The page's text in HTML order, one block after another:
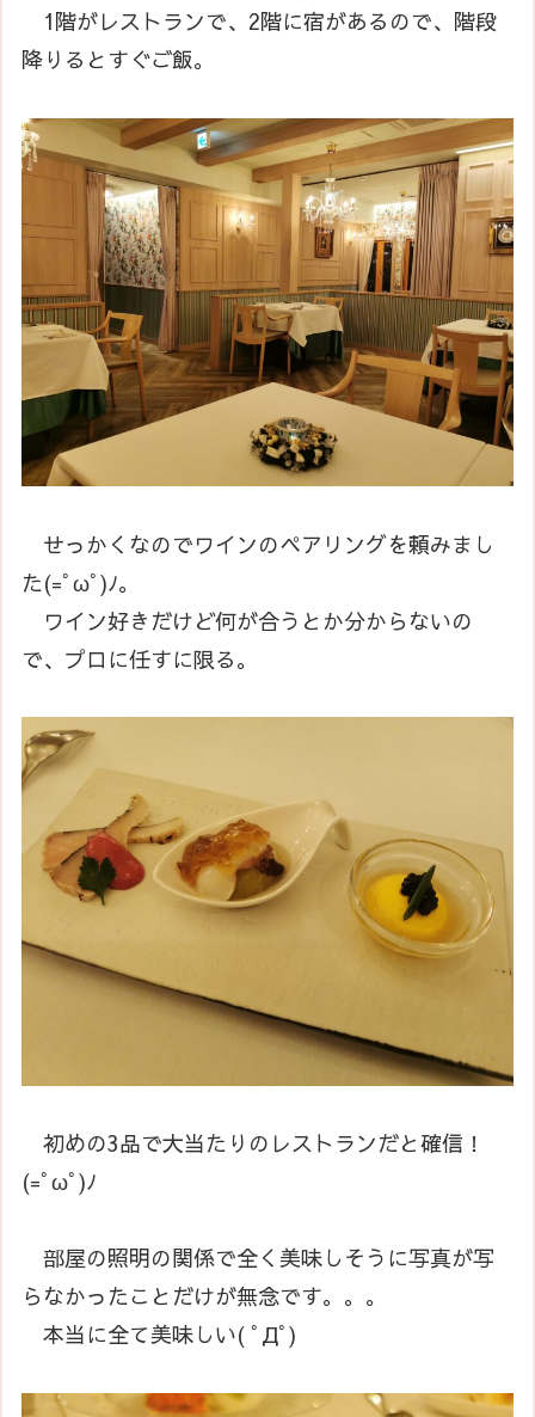
1階がレストランで、2階に宿があるので、階段
降りるとすぐご飯。
せっかくなのでワインのペアリングを頼みまし
た(=ﾟωﾟ)ﾉ。
ワイン好きだけど何が合うとか分からないの
で、プロに任すに限る。
初めの3品で大当たりのレストランだと確信！
(=ﾟωﾟ)ﾉ
部屋の照明の関係で全く美味しそうに写真が写
らなかったことだけが無念です。。。
本当に全て美味しい( ﾟДﾟ)